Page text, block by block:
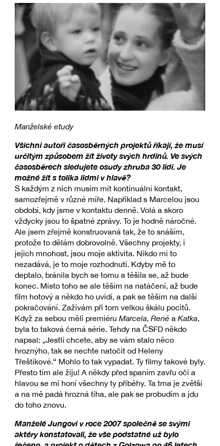
Manželské etudy
Všichni autoři časosběrných projektů říkají, že musí
určitým způsobem žít životy svých hrdinů. Ve svých
časosběrech sledujete osudy zhruba 30 lidí. Je
možné žít s tolika lidmi v hlavě?
S každým z nich musím mít kontinuální kontakt,
samozřejmě v různé míře. Například s Marcelou jsou
období, kdy jsme v kontaktu denně. Volá a skoro
vždycky jsou to špatné zprávy. To je hodně náročné.
Ale jsem zřejmě konstruovaná tak, že to snáším,
protože to dělám dobrovolně. Všechny projekty, i
jejich mnohost, jsou moje aktivita. Nikdo mi to
nezadává, je to moje rozhodnutí. Kdyby mě to
deptalo, bránila bych se tomu a těšila se, až bude
konec. Místo toho se ale těším na natáčení, až bude
film hotový a někdo ho uvidí, a pak se těším na další
pokračování. Zažívám při tom velkou škálu pocitů.
Když za sebou měli premiéru Marcela, René a Katka,
byla to taková černá série. Tehdy na ČSFD někdo
napsal: „Jestli chcete, aby se vám stalo něco
hroznýho, tak se nechte natočit od Heleny
Třeštíkové.“ Mohlo to tak vypadat. Ty filmy takové byly.
Přesto tím ale žiju! A někdy před spaním zavřu oči a
hlavou se mi honí všechny ty příběhy. Ta tma je zvětší
a na mě padá hrozná tíha, ale pak se probudím a jdu
do toho znovu.
Manželé Jungovi v roce 2007 společně se svými
aktéry konstatovali, že vše podstatné už bylo